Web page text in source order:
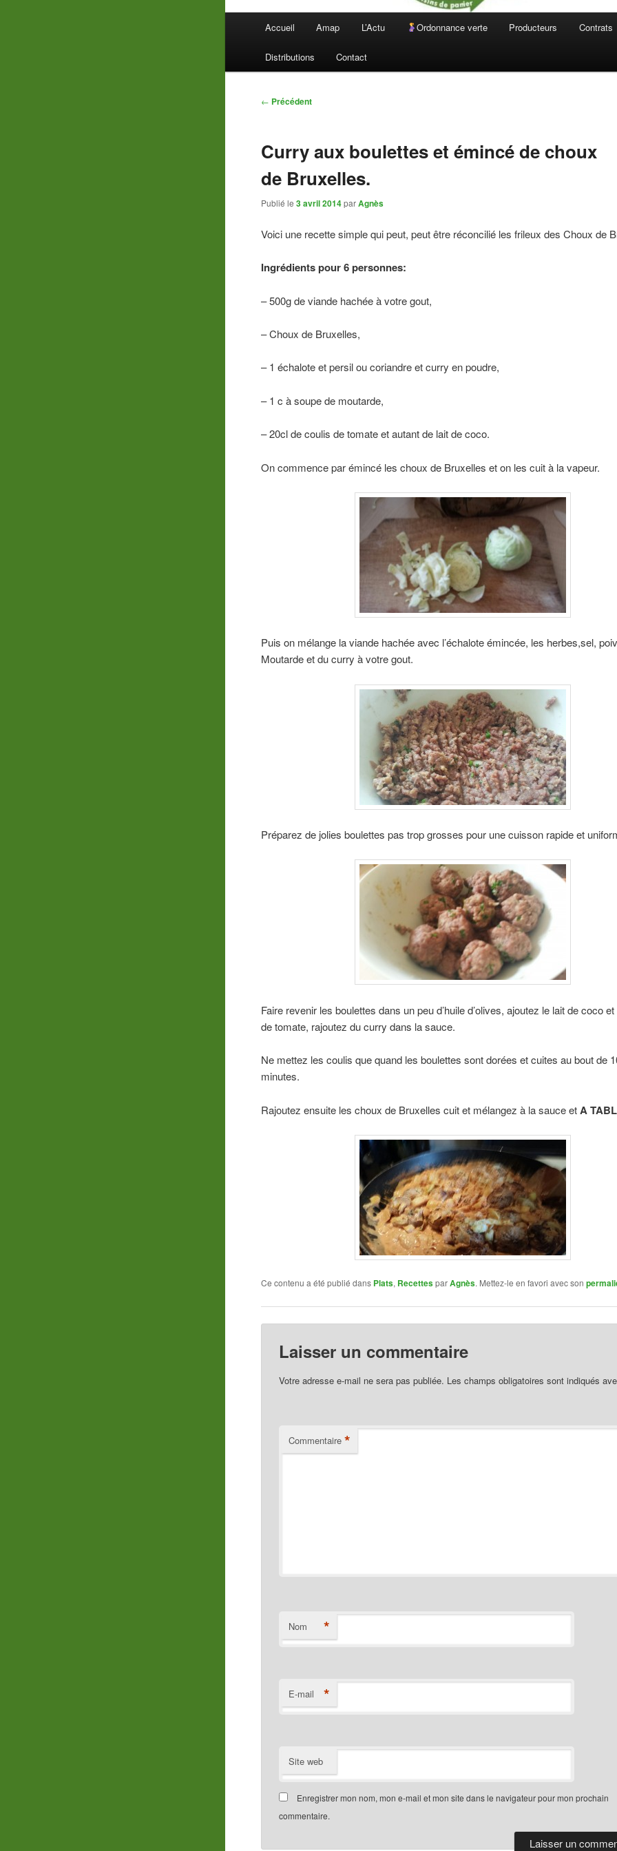
Accueil Amap L’Actu Ordonnance verte Producteurs Contrats
Distributions Contact
Navigation
← Précédent
Curry aux boulettes et émincé de choux
de Bruxelles.
Publié le3 avril 2014 parAgnès
Voici une recette simple qui peut, peut être réconcilié les frileux des Choux de
Ingrédients pour 6 personnes:
– 500g de viande hachée à votre gout,
– Choux de Bruxelles,
– 1 échalote et persil ou coriandre et curry en poudre,
– 1 c à soupe de moutarde,
– 20cl de coulis de tomate et autant de lait de coco.
On commence par émincé les choux de Bruxelles et on les cuit à la vapeur.
Puis on mélange la viande hachée avec l’échalote émincée, les herbes,sel,
Moutarde et du curry à votre gout.
Préparez de jolies boulettes pas trop grosses pour une cuisson rapide et
Faire revenir les boulettes dans un peu d’huile d’olives, ajoutez le lait de coco
de tomate, rajoutez du curry dans la sauce.
Ne mettez les coulis que quand les boulettes sont dorées et cuites au bout de
minutes.
Rajoutez ensuite les choux de Bruxelles cuit et mélangez à la sauce etA
Ce contenu a été publié dans Plats, RecettesparAgnès. Mettez-le en favori avec son
Laisser un commentaire
Votre adresse e-mail ne sera pas publiée. Les champs obligatoires sont indiqués
Commentaire *
Nom *
E-mail *
Site web
Enregistrer mon nom, mon e-mail et mon site dans le navigateur pour mon prochain
commentaire.